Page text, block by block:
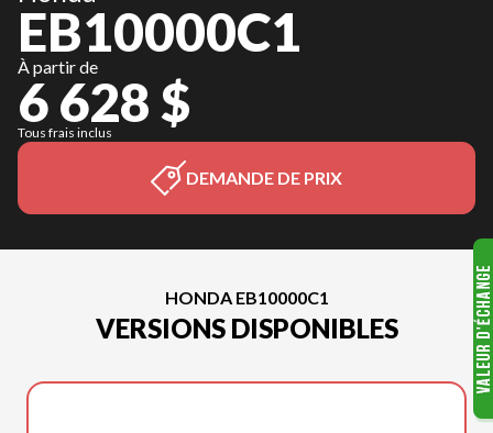
EB10000C1
À partir de
6 628 $
Tous frais inclus
DEMANDE DE PRIX
HONDA EB10000C1
VERSIONS DISPONIBLES